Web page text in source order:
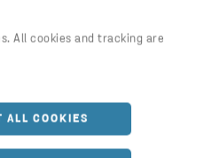
All cookies and tracking are
ALL COOKIES